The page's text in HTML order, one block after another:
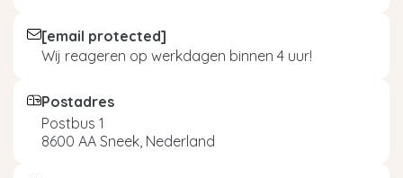
[email protected]
Wij reageren op werkdagen binnen 4 uur!
Postadres
Postbus 1
8600 AA Sneek, Nederland